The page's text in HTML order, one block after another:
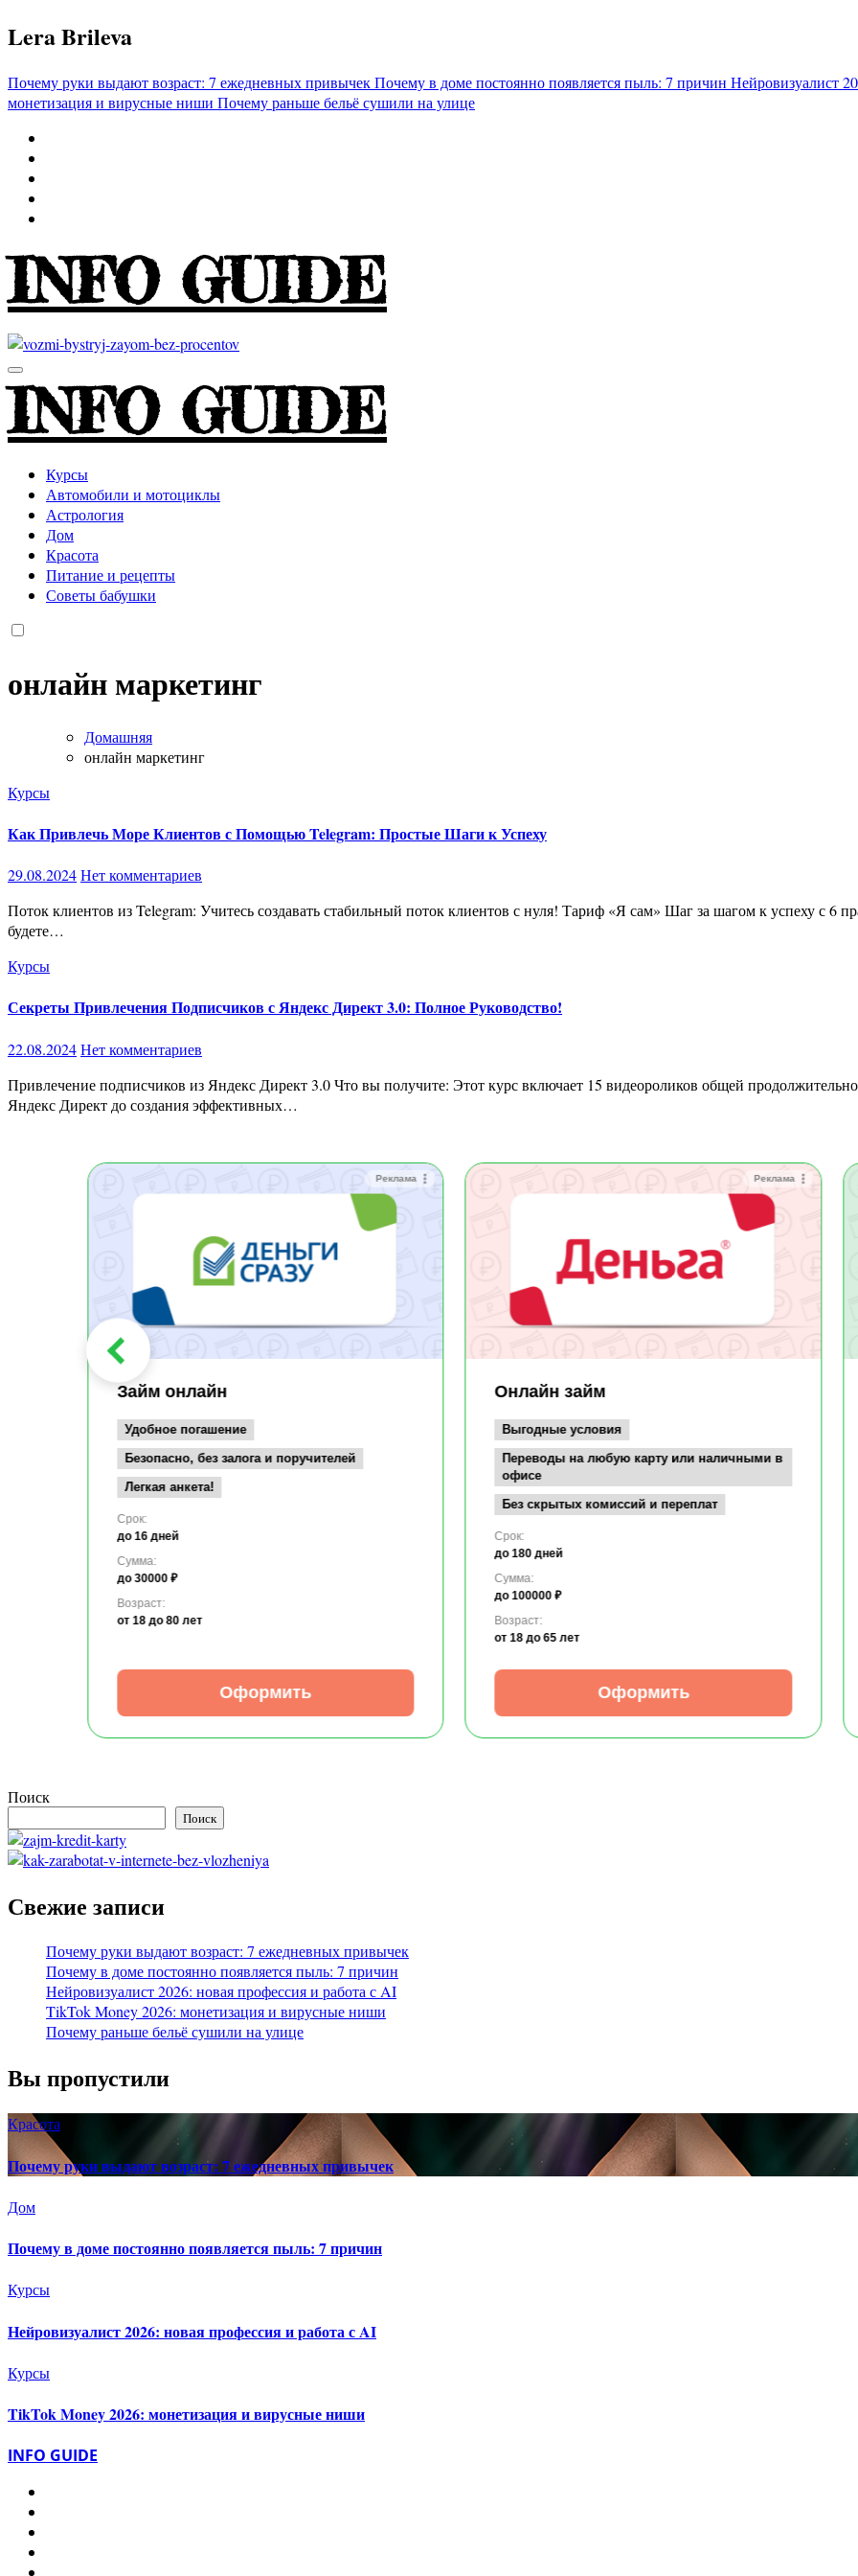
Перейти
к
Lera Brileva
Почему руки выдают возраст: 7 ежедневных привычекПочему в доме постоянно появляется пыль: 7 причин Нейровизуалист
монетизация и вирусные ниши Почему раньше бельё сушили на улице
INFO GUIDE
INFO GUIDE
Курсы
Автомобили и мотоциклы
Астрология
Дом
Красота
Питание и рецепты
Советы бабушки
онлайн маркетинг
Домашняя
онлайн маркетинг
Курсы
Как Привлечь Море Клиентов с Помощью Telegram: Простые Шаги к Успеху
29.08.2024Нет комментариев
Поток клиентов из Telegram: Учитесь создавать стабильный поток клиентов с нуля! Тариф «Я сам» Шаг за шагом к успеху с 6 практическими модулями: Модуль 1: Подготовка к работе Что
будете…
Курсы
Секреты Привлечения Подписчиков с Яндекс Директ 3.0: Полное Руководство!
22.08.2024Нет комментариев
Привлечение подписчиков из Яндекс Директ 3.0 Что вы получите: Этот курс включает 15 видеороликов общей продолжительностью 119 минут, которые охватывают всё от основ работы с
Яндекс Директ до создания эффективных…
Реклама
Займ онлайн
Удобное погашение
Безопасно, без залога и поручителей
Легкая анкета!
Срок:
до 16 дней
Сумма:
до 30000 ₽
Возраст:
от 18 до 80 лет
Оформить
Реклама
Онлайн займ
Выгодные условия
Переводы на любую карту или наличными в
офисе
Без скрытых комиссий и переплат
Срок:
до 180 дней
Сумма:
до 100000 ₽
Возраст:
от 18 до 65 лет
Оформить
Поиск
Поиск
Свежие записи
Почему руки выдают возраст: 7 ежедневных привычек
Почему в доме постоянно появляется пыль: 7 причин
Нейровизуалист 2026: новая профессия и работа с AI
TikTok Money 2026: монетизация и вирусные ниши
Почему раньше бельё сушили на улице
Вы пропустили
Красота
Почему руки выдают возраст: 7 ежедневных привычек
Дом
Почему в доме постоянно появляется пыль: 7 причин
Курсы
Нейровизуалист 2026: новая профессия и работа с AI
Курсы
TikTok Money 2026: монетизация и вирусные ниши
INFO GUIDE